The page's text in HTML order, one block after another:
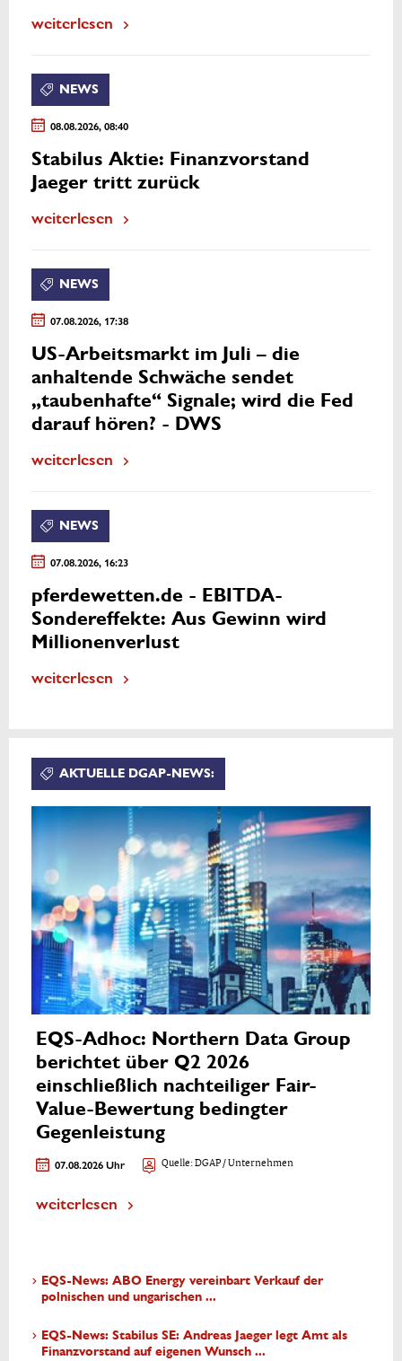
weiterlesen
NEWS
08.08.2026, 08:40
Stabilus Aktie: Finanzvorstand
Jaeger tritt zurück
weiterlesen
NEWS
07.08.2026, 17:38
US-Arbeitsmarkt im Juli – die
anhaltende Schwäche sendet
„taubenhafte“ Signale; wird die Fed
darauf hören? - DWS
weiterlesen
NEWS
07.08.2026, 16:23
pferdewetten.de - EBITDA-
Sondereffekte: Aus Gewinn wird
Millionenverlust
weiterlesen
AKTUELLE DGAP-NEWS:
EQS-Adhoc: Northern Data Group
berichtet über Q2 2026
einschließlich nachteiliger Fair-
Value-Bewertung bedingter
Gegenleistung
07.08.2026 Uhr Quelle:DGAP / Unternehmen
weiterlesen
EQS-News: ABO Energy vereinbart Verkauf der
polnischen und ungarischen ...
EQS-News: Stabilus SE: Andreas Jaeger legt Amt als
Finanzvorstand auf eigenen Wunsch ...